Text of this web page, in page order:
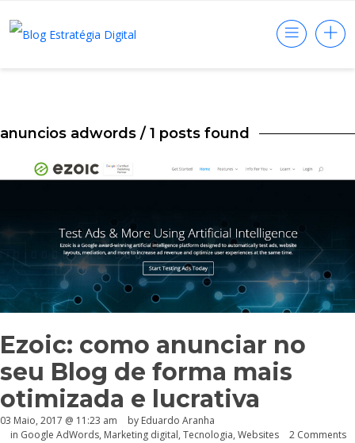
anuncios adwords / 1 posts found
Ezoic: como anunciar no
seu Blog de forma mais
otimizada e lucrativa
03 Maio, 2017 @ 11:23 am by Eduardo Aranha
in Google AdWords, Marketing digital, Tecnologia, Websites 2 Comments